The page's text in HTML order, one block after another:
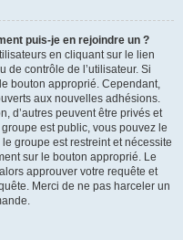
puis-je en rejoindre un ?
en cliquant sur le lien
de contrôle de l’utilisateur. Si
bouton approprié. Cependant,
aux nouvelles adhésions.
d’autres peuvent être privés et
est public, vous pouvez le
groupe est restreint et nécessite
sur le bouton approprié. Le
approuver votre requête et
Merci de ne pas harceler un